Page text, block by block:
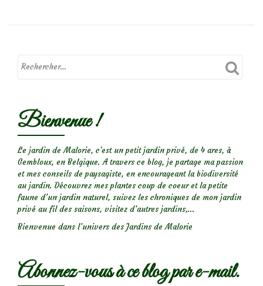
Bienvenue !
Le jardin de Malorie, c'est un petit jardin privé, de 4 ares, à
Gembloux, en Belgique. A travers ce blog, je partage ma passion
et mes conseils de paysagiste, en encourageant la biodiversité
au jardin. Découvrez mes plantes coup de coeur et la petite
faune d’un jardin naturel, suivez les chroniques de mon jardin
privé au fil des saisons, visitez d’autres jardins,...
Bienvenue dans l’univers des Jardins de Malorie
Abonnez-vous à ce blog par e-mail.